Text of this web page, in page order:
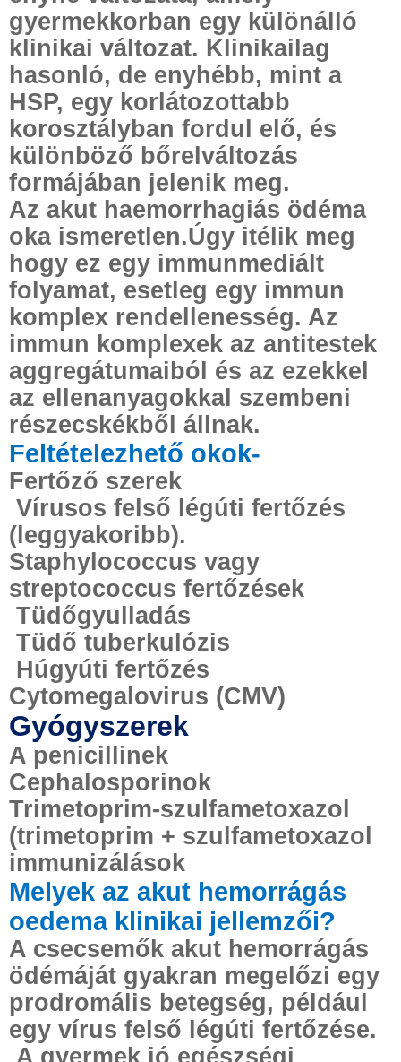
gyermekkorban egy különálló
klinikai változat. Klinikailag
hasonló, de enyhébb, mint a
HSP, egy korlátozottabb
korosztályban fordul elő, és
különböző bőrelváltozás
formájában jelenik meg.
Az akut haemorrhagiás ödéma
oka ismeretlen.Úgy itélik meg
hogy ez egy immunmediált
folyamat, esetleg egy immun
komplex rendellenesség. Az
immun komplexek az antitestek
aggregátumaiból és az ezekkel
az ellenanyagokkal szembeni
részecskékből állnak.
Feltételezhető okok-
Fertőző szerek
Vírusos felső légúti fertőzés
(leggyakoribb).
Staphylococcus vagy
streptococcus fertőzések
Tüdőgyulladás
Tüdő tuberkulózis
Húgyúti fertőzés
Cytomegalovirus (CMV)
Gyógyszerek
A penicillinek
Cephalosporinok
Trimetoprim-szulfametoxazol
(trimetoprim + szulfametoxazol
immunizálások
Melyek az akut hemorrágás
oedema klinikai jellemzői?
A csecsemők akut hemorrágás
ödémáját gyakran megelőzi egy
prodromális betegség, például
egy vírus felső légúti fertőzése.
A gyermek jó egészségi